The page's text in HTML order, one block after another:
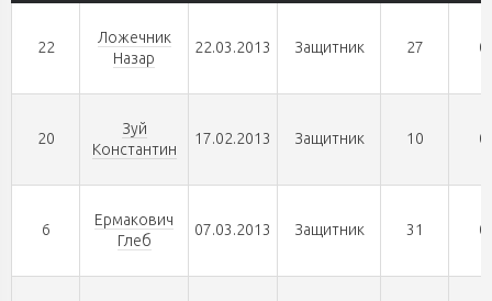
22
Ложечник
Назар
22.03.2013 Защитник 27 0
20
Зуй
Константин
17.02.2013 Защитник 10 0
6
Ермакович
Глеб
07.03.2013 Защитник 31 0